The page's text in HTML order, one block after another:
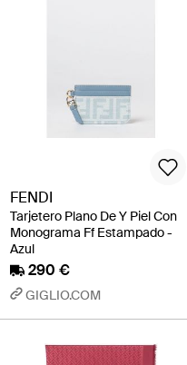
FENDI
Tarjetero Plano De Y Piel Con
Monograma Ff Estampado -
Azul
290 €
GIGLIO.COM